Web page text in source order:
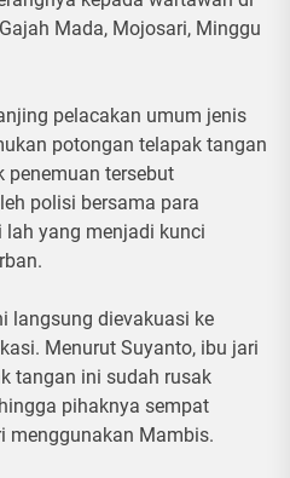
Mada, Mojosari, Minggu
pelacakan umum jenis
potongan telapak tangan
penemuan tersebut
polisi bersama para
lah yang menjadi kunci
langsung dievakuasi ke
Menurut Suyanto, ibu jari
tangan ini sudah rusak
pihaknya sempat
menggunakan Mambis.